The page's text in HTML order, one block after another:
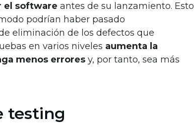
el software antes de su lanzamiento. Esto
podrían haber pasado
eliminación de los defectos que
en varios niveles aumenta la
menos errores y, por tanto, sea más
testing